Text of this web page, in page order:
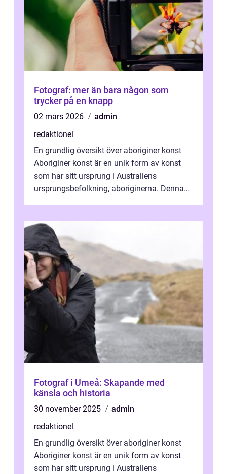
Fotograf: mer än bara någon som
trycker på en knapp
02 mars 2026
admin
redaktionel
En grundlig översikt över aboriginer konst
Aboriginer konst är en unik form av konst
som har sitt ursprung i Australiens
ursprungsbefolkning, aboriginerna. Denna
Fotograf i Umeå: Skapande med
känsla och historia
30 november 2025
admin
redaktionel
En grundlig översikt över aboriginer konst
Aboriginer konst är en unik form av konst
som har sitt ursprung i Australiens